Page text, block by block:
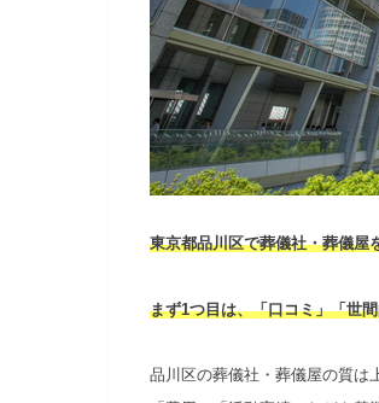
東京都品川区で葬儀社・葬儀屋
まず1つ目は、「口コミ」「世
品川区の葬儀社・葬儀屋の質は